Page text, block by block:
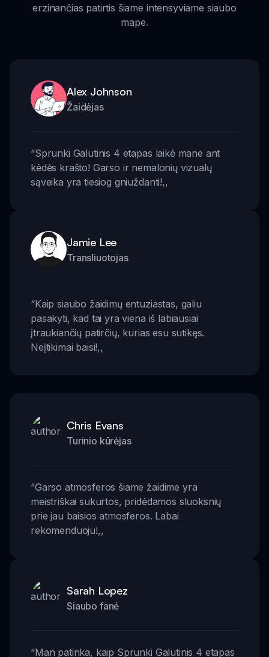
erzinančias patirtis šiame intensyviame siaubo
mape.
Alex Johnson
Žaidėjas
“Sprunki Galutinis 4 etapas laikė mane ant
kėdės krašto! Garso ir nemalonių vizualų
sąveika yra tiesiog gniuždanti!,,
Jamie Lee
Transliuotojas
“Kaip siaubo žaidimų entuziastas, galiu
pasakyti, kad tai yra viena iš labiausiai
įtraukiančių patirčių, kurias esu sutikęs.
Neįtikimai baisi!,,
Chris Evans
Turinio kūrėjas
“Garso atmosferos šiame žaidime yra
meistriškai sukurtos, pridėdamos sluoksnių
prie jau baisios atmosferos. Labai
rekomenduoju!,,
Sarah Lopez
Siaubo fanė
“Man patinka, kaip Sprunki Galutinis 4 etapas